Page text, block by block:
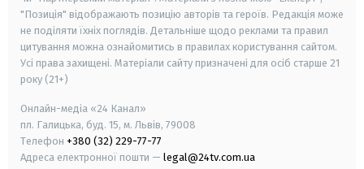
"Позиція" відображають позицію авторів та героїв. Редакція може
не поділяти їхніх поглядів. Детальніше щодо реклами та правил
цитування можна ознайомитись в правилах користування сайтом.
Усі права захищені. Матеріали сайту призначені для осіб старше 21
року (21+)
Онлайн-медіа «24 Канал»
пл. Галицька, буд. 15, м. Львів, 79008
Телефон +380 (32) 229-77-77
Адреса електронної пошти — legal@24tv.com.ua